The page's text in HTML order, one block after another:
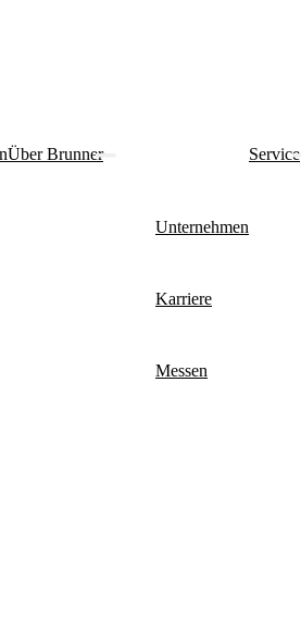
Über Brunner
Unternehmen
Karriere
Messen
Service